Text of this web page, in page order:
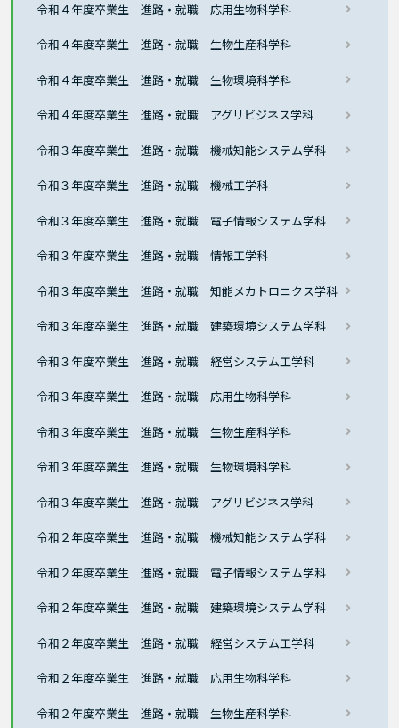
令和４年度卒業生 進路・就職 応用生物科学科
令和４年度卒業生 進路・就職 生物生産科学科
令和４年度卒業生 進路・就職 生物環境科学科
令和４年度卒業生 進路・就職 アグリビジネス学科
令和３年度卒業生 進路・就職 機械知能システム学科
令和３年度卒業生 進路・就職 機械工学科
令和３年度卒業生 進路・就職 電子情報システム学科
令和３年度卒業生 進路・就職 情報工学科
令和３年度卒業生 進路・就職 知能メカトロニクス学科
令和３年度卒業生 進路・就職 建築環境システム学科
令和３年度卒業生 進路・就職 経営システム工学科
令和３年度卒業生 進路・就職 応用生物科学科
令和３年度卒業生 進路・就職 生物生産科学科
令和３年度卒業生 進路・就職 生物環境科学科
令和３年度卒業生 進路・就職 アグリビジネス学科
令和２年度卒業生 進路・就職 機械知能システム学科
令和２年度卒業生 進路・就職 電子情報システム学科
令和２年度卒業生 進路・就職 建築環境システム学科
令和２年度卒業生 進路・就職 経営システム工学科
令和２年度卒業生 進路・就職 応用生物科学科
令和２年度卒業生 進路・就職 生物生産科学科